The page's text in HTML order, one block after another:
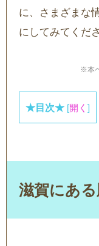
に、さまざまな
にしてみてくだ
※本
★目次★ [開く ]
滋賀にあ